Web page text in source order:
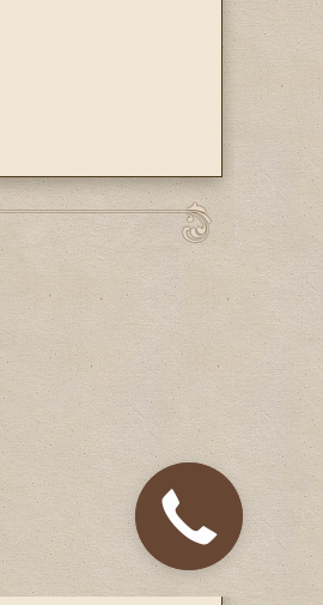
Закажите
звонок